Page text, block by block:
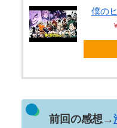
れる
【画像】 女の子「
ッ！」
Powered by livedoor 相互
僕の
前回の感想→